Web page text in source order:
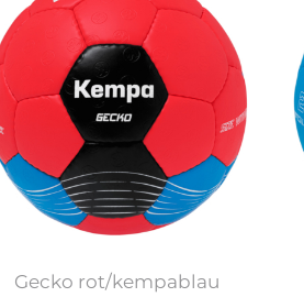
Gecko rot/kempablau